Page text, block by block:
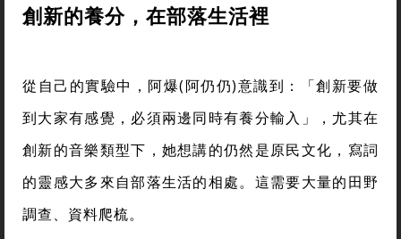
創新的養分，在部落生活裡
從自己的實驗中，阿爆(阿仍仍)意識到：「創新要做
到大家有感覺，必須兩邊同時有養分輸入」，尤其在
創新的音樂類型下，她想講的仍然是原民文化，寫詞
的靈感大多來自部落生活的相處。這需要大量的田野
調查、資料爬梳。